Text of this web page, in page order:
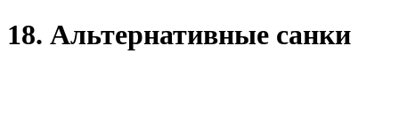
18. Альтернативные санки